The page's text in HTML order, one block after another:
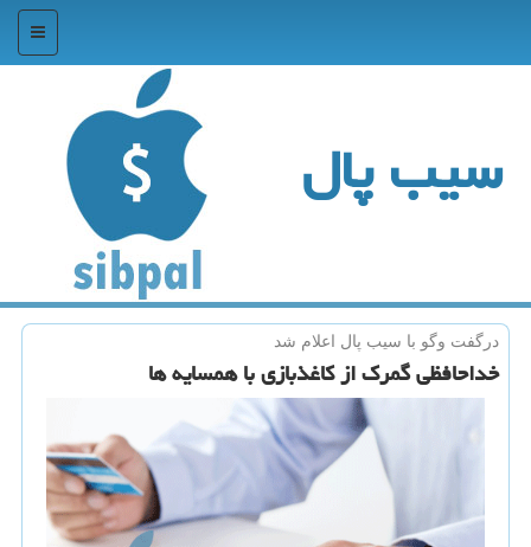
منو
سیب پال
درگفت وگو با سیب پال اعلام شد
خداحافظی گمرك از كاغذبازی با همسایه ها